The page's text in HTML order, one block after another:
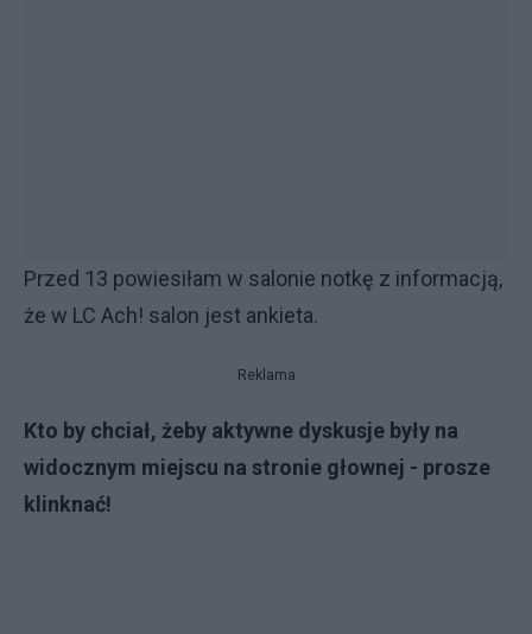
Przed 13 powiesiłam w salonie notkę z informacją,
że w LC Ach! salon jest ankieta.
Reklama
Kto by chciał, żeby aktywne dyskusje były na
widocznym miejscu na stronie głownej - prosze
klinknać!